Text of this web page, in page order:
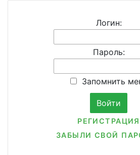
Логин:
Пароль:
Запомнить
РЕГИСТРАЦИЯ
ЗАБЫЛИ СВОЙ